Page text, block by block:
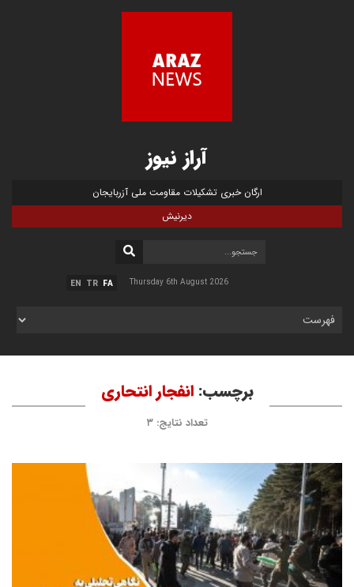
آراز نیوز
ارگان خبری تشکیلات مقاومت ملی آزربایجان
دیرنیش
FA
TR
EN Thursday 6th August 2026
برچسب:انفجار انتحاری
تعداد نتایج: ۳